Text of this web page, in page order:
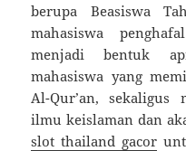
berupa Beasiswa
mahasiswa
menjadi bentuk
mahasiswa yang
Al-Qur’an, sekaligus
ilmu keislaman dan
slot thailand gacor